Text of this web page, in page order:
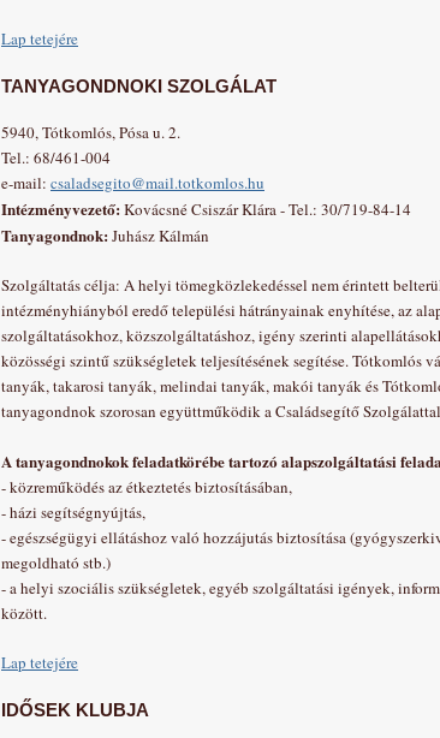
Lap tetejére
TANYAGONDNOKI SZOLGÁLAT
5940, Tótkomlós, Pósa u. 2.
Tel.: 68/461-004
e-mail: csaladsegito@mail.totkomlos.hu
Intézményvezető: Kovácsné Csiszár Klára - Tel.: 30/719-84-14
Tanyagondnok: Juhász Kálmán
Szolgáltatás célja: A helyi tömegközlekedéssel nem érintett
intézményhiányból eredő települési hátrányainak enyhítése, az
szolgáltatásokhoz, közszolgáltatáshoz, igény szerinti
közösségi szintű szükségletek teljesítésének segítése. Tótkomlós
tanyák, takarosi tanyák, melindai tanyák, makói tanyák és
tanyagondnok szorosan együttműködik a Családsegítő
A tanyagondnokok feladatkörébe tartozó alapszolgáltatási
- közreműködés az étkeztetés biztosításában,
- házi segítségnyújtás,
- egészségügyi ellátáshoz való hozzájutás biztosítása
megoldható stb.)
- a helyi szociális szükségletek, egyéb szolgáltatási igények,
között.
Lap tetejére
IDŐSEK KLUBJA